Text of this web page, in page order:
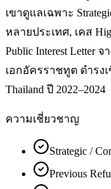
เขาดูแลเฉพาะ
หลายประเทศ, เคส
Public Interest Letter จ
เอกอัครราชทูต ดำรงเ
Thailand ปี 2022–2024
ความเชี่ยวชาญ
Strategic /
Previous